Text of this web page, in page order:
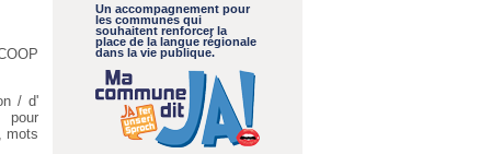
Un accompagnement pour
les communes qui
souhaitent renforcer la
place de la langue régionale
dans la vie publique.
/ d'
pour
mots